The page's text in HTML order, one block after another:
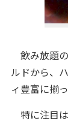
飲み放題
ルドから、
ィ豊富に揃
特に注目